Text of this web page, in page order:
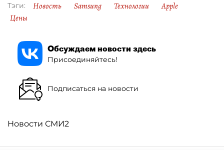
Тэги: Новость Samsung Технологии
Apple
Цены
Обсуждаем новости здесь
Присоединяйтесь!
Подписаться на новости
Новости СМИ2